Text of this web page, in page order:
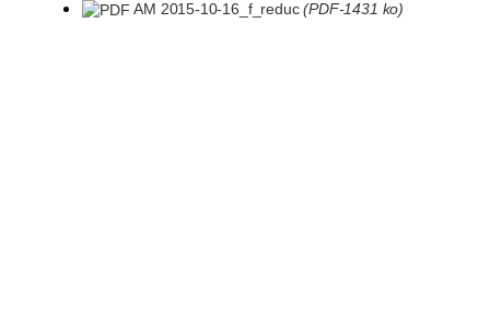
AM 2015-10-16_f_reduc(PDF-1431 ko)